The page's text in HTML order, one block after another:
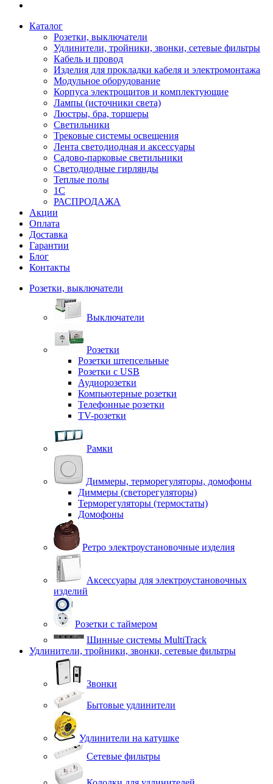
Каталог
Розетки, выключатели
Удлинители, тройники, звонки, сетевые фильтры
Кабель и провод
Изделия для прокладки кабеля и электромонтажа
Модульное оборудование
Корпуса электрощитов и комплектующие
Лампы (источники света)
Люстры, бра, торшеры
Светильники
Трековые системы освещения
Лента светодиодная и аксессуары
Садово-парковые светильники
Светодиодные гирлянды
Теплые полы
1С
РАСПРОДАЖА
Акции
Оплата
Доставка
Гарантии
Блог
Контакты
Розетки, выключатели
Выключатели
Розетки
Розетки штепсельные
Розетки с USB
Аудиорозетки
Компьютерные розетки
Телефонные розетки
TV-розетки
Рамки
Диммеры, терморегуляторы, домофоны
Диммеры (светорегуляторы)
Терморегуляторы (термостаты)
Домофоны
Ретро электроустановочные изделия
Аксессуары для электроустановочных
изделий
Розетки с таймером
Шинные системы MultiTrack
Удлинители, тройники, звонки, сетевые фильтры
Звонки
Бытовые удлинители
Удлинители на катушке
Сетевые фильтры